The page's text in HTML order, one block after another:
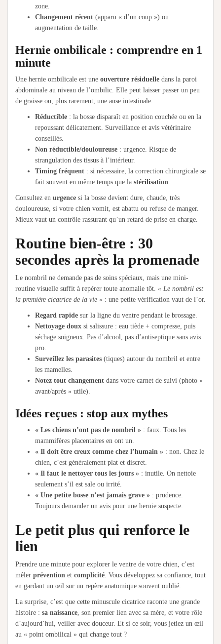
zone.
Changement récent (apparu « d’un coup ») ou
augmentation de taille.
Hernie ombilicale : comprendre en 1
minute
Une hernie ombilicale est une ouverture résiduelle dans la paroi
abdominale au niveau de l’ombilic. Elle peut laisser passer un peu
de graisse ou, plus rarement, une anse intestinale.
Réductible : la bosse disparaît en position couchée ou en la
repoussant délicatement. Surveillance et avis vétérinaire
conseillés.
Non réductible/douloureuse : urgence. Risque de
strangulation des tissus à l’intérieur.
Timing fréquent : si nécessaire, la correction chirurgicale se
fait souvent en même temps que la stérilisation.
Consultez en urgence si la bosse devient dure, chaude, très
douloureuse, si votre chien vomit, est abattu ou refuse de manger.
Mieux vaut un contrôle rassurant qu’un retard de prise en charge.
Routine bien-être : 30
secondes après la promenade
Le nombril ne demande pas de soins spéciaux, mais une mini-
routine visuelle suffit à repérer toute anomalie tôt. « Le nombril est
la première cicatrice de la vie » : une petite vérification vaut de l’or.
Regard rapide sur la ligne du ventre pendant le brossage.
Nettoyage doux si salissure : eau tiède + compresse, puis
séchage soigneux. Pas d’alcool, pas d’antiseptique sans avis
pro.
Surveillez les parasites (tiques) autour du nombril et entre
les mamelles.
Notez tout changement dans votre carnet de suivi (photo «
avant/après » utile).
Idées reçues : stop aux mythes
« Les chiens n’ont pas de nombril » : faux. Tous les
mammifères placentaires en ont un.
« Il doit être creux comme chez l’humain » : non. Chez le
chien, c’est généralement plat et discret.
« Il faut le nettoyer tous les jours » : inutile. On nettoie
seulement s’il est sale ou irrité.
« Une petite bosse n’est jamais grave » : prudence.
Toujours demander un avis pour une hernie suspecte.
Le petit plus qui renforce le
lien
Prendre une minute pour explorer le ventre de votre chien, c’est
mêler prévention et complicité. Vous développez sa confiance, tout
en gardant un œil sur un repère anatomique souvent oublié.
La surprise, c’est que cette minuscule cicatrice raconte une grande
histoire : sa naissance, son premier lien avec sa mère, et votre rôle
d’aujourd’hui, veiller avec douceur. Et si ce soir, vous jetiez un œil
au « point ombilical » qui change tout ?